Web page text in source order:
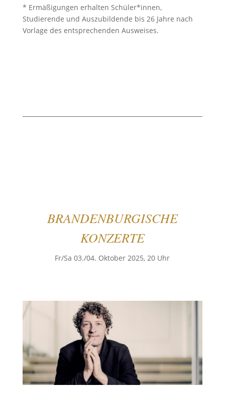
* Ermäßigungen erhalten Schüler*innen,
Studierende und Auszubildende bis 26 Jahre nach
Vorlage des entsprechenden Ausweises.
BRANDENBURGISCHE
KONZERTE
Fr/Sa 03./04. Oktober 2025, 20 Uhr